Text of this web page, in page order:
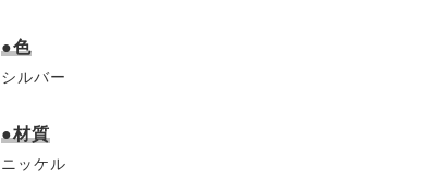
●色
シルバー
●材質
ニッケル